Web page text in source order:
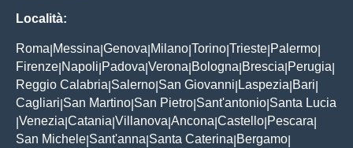
Località:
Roma Messina Genova Milano Torino Trieste Palermo
Firenze Napoli Padova Verona Bologna Brescia Perugia
Reggio Calabria Salerno San Giovanni Laspezia Bari
Cagliari San Martino San Pietro Sant'antonio Santa Lucia
Venezia Catania Villanova Ancona Castello Pescara
San Michele Sant'anna Santa Caterina Bergamo